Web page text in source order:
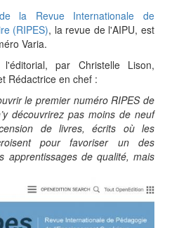
la Revue Internationale de
(RIPES), la revue de l'AIPU, est
Varia.
par Christelle Lison,
Rédactrice en chef :
le premier numéro RIPES de
découvrirez pas moins de neuf
de livres, écrits où les
pour favoriser un des
apprentissages de qualité, mais